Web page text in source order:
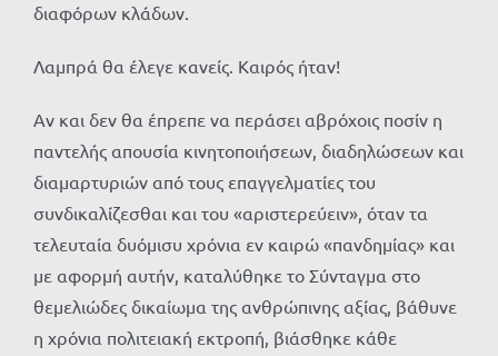
διαφόρων κλάδων.
Λαμπρά θα έλεγε κανείς. Καιρός ήταν!
Αν και δεν θα έπρεπε να περάσει αβρόχοις ποσίν η
παντελής απουσία κινητοποιήσεων, διαδηλώσεων και
διαμαρτυριών από τους επαγγελματίες του
συνδικαλίζεσθαι και του «αριστερεύειν», όταν τα
τελευταία δυόμισυ χρόνια εν καιρώ «πανδημίας» και
με αφορμή αυτήν, καταλύθηκε το Σύνταγμα στο
θεμελιώδες δικαίωμα της ανθρώπινης αξίας, βάθυνε
η χρόνια πολιτειακή εκτροπή, βιάσθηκε κάθε